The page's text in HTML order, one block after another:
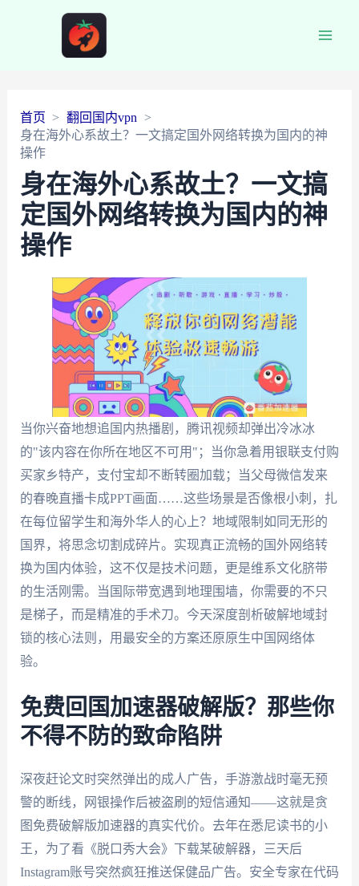
首页
翻回国内vpn
身在海外心系故土？一文搞定国外网络转换为国内的神
操作
身在海外心系故土？一文搞
定国外网络转换为国内的神
操作
当你兴奋地想追国内热播剧，腾讯视频却弹出冷冰冰
的"该内容在你所在地区不可用"；当你急着用银联支付购
买家乡特产，支付宝却不断转圈加载；当父母微信发来
的春晚直播卡成PPT画面……这些场景是否像根小刺，扎
在每位留学生和海外华人的心上？地域限制如同无形的
国界，将思念切割成碎片。实现真正流畅的国外网络转
换为国内体验，这不仅是技术问题，更是维系文化脐带
的生活刚需。当国际带宽遇到地理围墙，你需要的不只
是梯子，而是精准的手术刀。今天深度剖析破解地域封
锁的核心法则，用最安全的方案还原原生中国网络体
验。
免费回国加速器破解版？那些你
不得不防的致命陷阱
深夜赶论文时突然弹出的成人广告，手游激战时毫无预
警的断线，网银操作后被盗刷的短信通知——这就是贪
图免费破解版加速器的真实代价。去年在悉尼读书的小
王，为了看《脱口秀大会》下载某破解器，三天后
Instagram账号突然疯狂推送保健品广告。安全专家在代码